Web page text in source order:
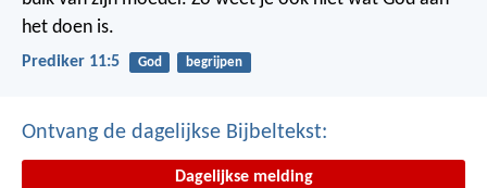
het doen is.
Prediker 11:5 God begrijpen
Ontvang de dagelijkse Bijbeltekst:
Dagelijkse melding